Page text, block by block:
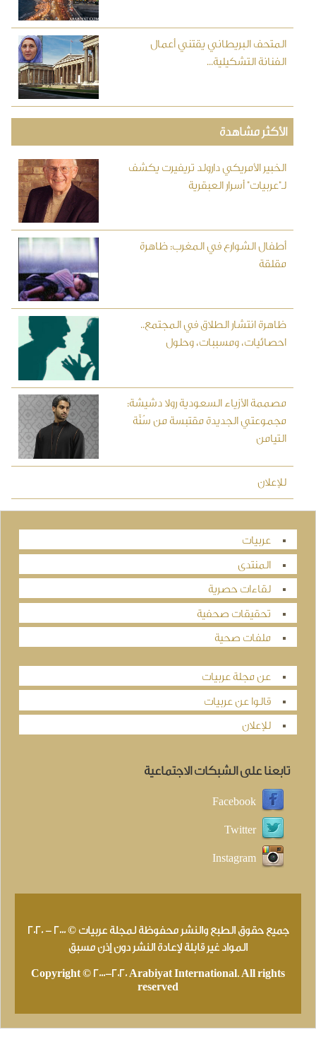
المتحف البريطاني يقتني أعمال
الفنانة التشكيلية...
الأكثر مشاهدة
الخبير الأمريكي دارولد تريفيرت يكشف
لـ"عربيات" أسرار العبقرية
أطفال الشوارع في المغرب: ظاهرة
مقلقة
ظاهرة انتشار الطلاق في المجتمع..
احصائيات، ومسببات، وحلول
مصممة الأزياء السعودية رولا دشيشة:
مجموعتي الجديدة مقتبسة من سُنَّة
التيامن
للإعلان
عربيات
المنتدى
لقاءات حصرية
تحقيقات صحفية
ملفات صحية
عن مجلة عربيات
قالوا عن عربيات
للإعلان
تابعنا على الشبكات الاجتماعية
Facebook
Twitter
Instagram
جميع حقوق الطبع والنشر محفوظة لمجلة عربيات © 2000 - 2020
المواد غير قابلة لإعادة النشر دون إذن مسبق
Copyright © 2000-2020 Arabiyat International. All rights
reserved